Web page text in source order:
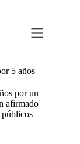
5 años
por un
afirmado
públicos